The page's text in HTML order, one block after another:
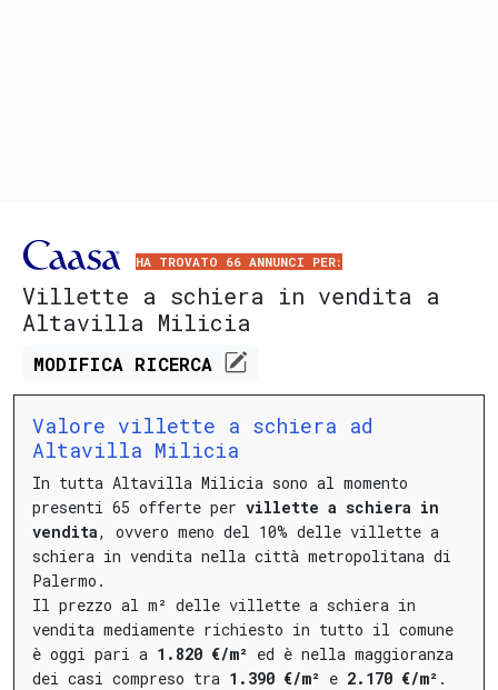
HA TROVATO 66 ANNUNCI PER:
Villette a schiera in vendita a
Altavilla Milicia
MODIFICA RICERCA
Valore villette a schiera ad
Altavilla Milicia
In tutta Altavilla Milicia sono al momento
presenti 65 offerte per villette a schiera in
vendita, ovvero meno del 10% delle villette a
schiera in vendita nella città metropolitana di
Palermo.
Il prezzo al m² delle villette a schiera in
vendita mediamente richiesto in tutto il comune
è oggi pari a 1.820 €/m² ed è nella maggioranza
dei casi compreso tra 1.390 €/m² e 2.170 €/m² .